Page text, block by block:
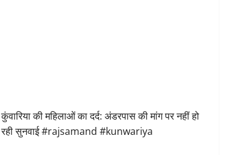
कुंवारिया की महिलाओं का दर्द: अंडरपास की मांग पर नहीं हो
रही सुनवाई #rajsamand #kunwariya